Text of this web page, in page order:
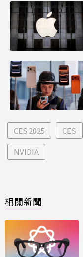
CES 2025 CES
NVIDIA
相關新聞